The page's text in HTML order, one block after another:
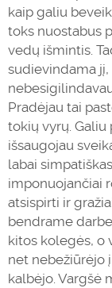
kaip galiu
toks nuostabus
vedų išmintis.
sudievindama jį,
Pradėjau tai
tokių vyrų.
išsaugojau
labai
imponuojančiai
atsispirti ir
bendrame
kitos kolegės, o
net nebežiūrėjo
kalbėjo. Vargšė